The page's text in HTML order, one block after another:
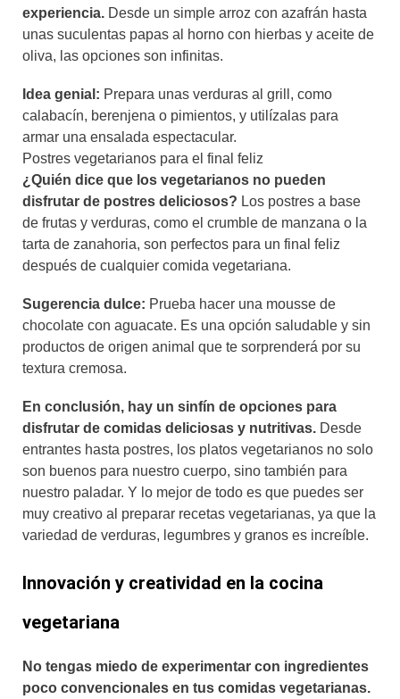
experiencia. Desde un simple arroz con azafrán hasta
unas suculentas papas al horno con hierbas y aceite de
oliva, las opciones son infinitas.
Idea genial: Prepara unas verduras al grill, como
calabacín, berenjena o pimientos, y utilízalas para
armar una ensalada espectacular.
Postres vegetarianos para el final feliz
¿Quién dice que los vegetarianos no pueden
disfrutar de postres deliciosos? Los postres a base
de frutas y verduras, como el crumble de manzana o la
tarta de zanahoria, son perfectos para un final feliz
después de cualquier comida vegetariana.
Sugerencia dulce: Prueba hacer una mousse de
chocolate con aguacate. Es una opción saludable y sin
productos de origen animal que te sorprenderá por su
textura cremosa.
En conclusión, hay un sinfín de opciones para
disfrutar de comidas deliciosas y nutritivas. Desde
entrantes hasta postres, los platos vegetarianos no solo
son buenos para nuestro cuerpo, sino también para
nuestro paladar. Y lo mejor de todo es que puedes ser
muy creativo al preparar recetas vegetarianas, ya que la
variedad de verduras, legumbres y granos es increíble.
Innovación y creatividad en la cocina
vegetariana
No tengas miedo de experimentar con ingredientes
poco convencionales en tus comidas vegetarianas.